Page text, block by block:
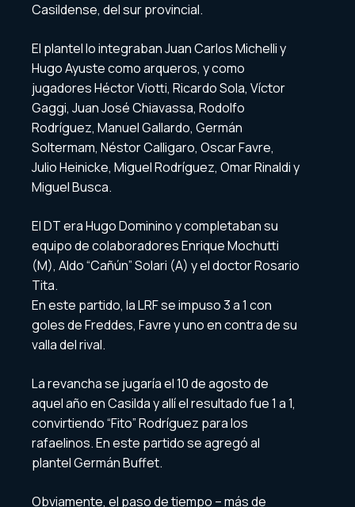
Casildense, del sur provincial.
El plantel lo integraban Juan Carlos Michelli y
Hugo Ayuste como arqueros, y como
jugadores Héctor Viotti, Ricardo Sola, Víctor
Gaggi, Juan José Chiavassa, Rodolfo
Rodríguez, Manuel Gallardo, Germán
Soltermam, Néstor Calligaro, Oscar Favre,
Julio Heinicke, Miguel Rodríguez, Omar Rinaldi y
Miguel Busca.
El DT era Hugo Dominino y completaban su
equipo de colaboradores Enrique Mochutti
(M), Aldo “Cañún” Solari (A) y el doctor Rosario
Tita.
En este partido, la LRF se impuso 3 a 1 con
goles de Freddes, Favre y uno en contra de su
valla del rival.
La revancha se jugaría el 10 de agosto de
aquel año en Casilda y allí el resultado fue 1 a 1,
convirtiendo “Fito” Rodríguez para los
rafaelinos. En este partido se agregó al
plantel Germán Buffet.
Obviamente, el paso de tiempo – más de